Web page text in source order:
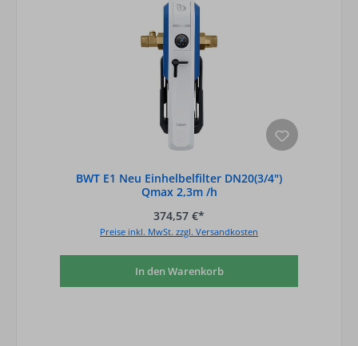
BWT E1 Neu Einhelbelfilter DN20(3/4")
Qmax 2,3m /h
374,57 €*
Preise inkl. MwSt. zzgl. Versandkosten
In den Warenkorb